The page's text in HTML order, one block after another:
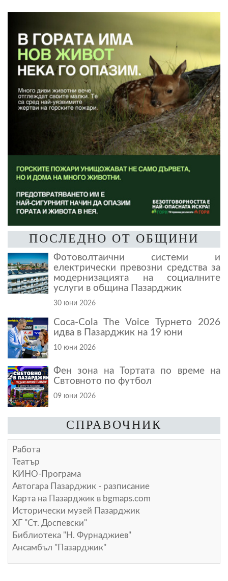
ПОСЛЕДНО ОТ ОБЩИНИ
Фотоволтаични системи и
електрически превозни средства за
модернизацията на социалните
услуги в община Пазарджик
30 юни 2026
Coca-Cola The Voice Турнето 2026
идва в Пазарджик на 19 юни
10 юни 2026
Фен зона на Тортата по време на
Свтовното по футбол
09 юни 2026
СПРАВОЧНИК
Работа
Театър
КИНО-Програма
Автогара Пазарджик - разписание
Карта на Пазарджик в bgmaps.com
Исторически музей Пазарджик
ХГ "Ст. Доспевски"
Библиотека "Н. Фурнаджиев"
Ансамбъл "Пазарджик"